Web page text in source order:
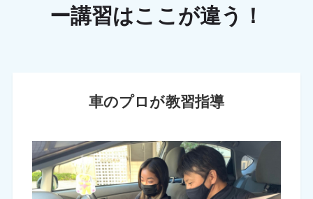
ー講習はここが違う！
車のプロが教習指導